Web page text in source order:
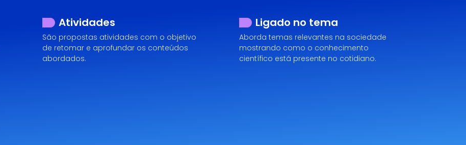
Atividades
São propostas atividades com o objetivo
de retomar e aprofundar os conteúdos
abordados.
Ligado no tema
Aborda temas relevantes na sociedade
mostrando como o conhecimento
científico está presente no cotidiano.